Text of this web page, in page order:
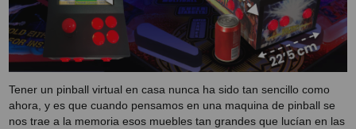
Tener un pinball virtual en casa nunca ha sido tan sencillo como
ahora, y es que cuando pensamos en una maquina de pinball se
nos trae a la memoria esos muebles tan grandes que lucían en las